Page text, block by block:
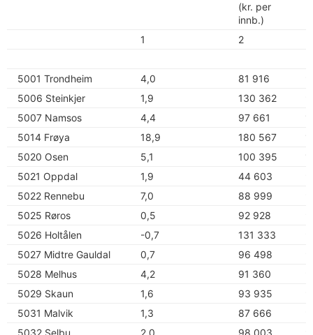
(kr. per
innb.)
1
2
5001 Trondheim 4,0 81 916
5006 Steinkjer
1,9 130 362
5007 Namsos
4,4 97 661
5014 Frøya
18,9 180 567
5020 Osen
5,1 100 395
5021 Oppdal
1,9 44 603
5022 Rennebu
7,0 88 999
5025 Røros
0,5 92 928
5026 Holtålen
-0,7 131 333
5027 Midtre Gauldal
0,7 96 498
5028 Melhus
4,2 91 360
5029 Skaun
1,6 93 935
5031 Malvik
1,3 87 666
5032 Selbu
2,0 98 003